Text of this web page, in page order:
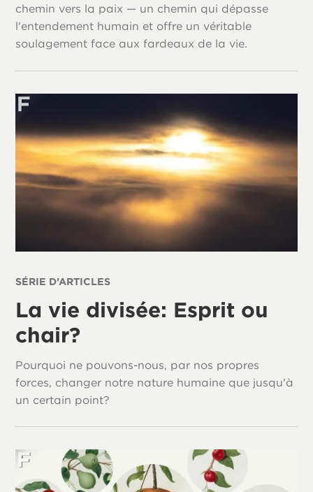
chemin vers la paix — un chemin qui dépasse
l'entendement humain et offre un véritable
soulagement face aux fardeaux de la vie.
SÉRIE D’ARTICLES
La vie divisée: Esprit ou
chair?
Pourquoi ne pouvons-nous, par nos propres
forces, changer notre nature humaine que jusqu'à
un certain point?